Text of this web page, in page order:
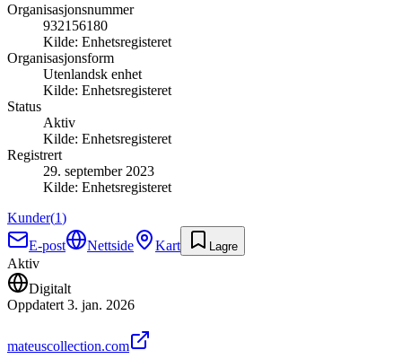
Organisasjonsnummer
932156180
Kilde: Enhetsregisteret
Organisasjonsform
Utenlandsk enhet
Kilde: Enhetsregisteret
Status
Aktiv
Kilde: Enhetsregisteret
Registrert
29. september 2023
Kilde: Enhetsregisteret
Kunder(1)
E-post
Nettside Kart Lagre
Aktiv
Digitalt
Oppdatert 3. jan. 2026
mateuscollection.com